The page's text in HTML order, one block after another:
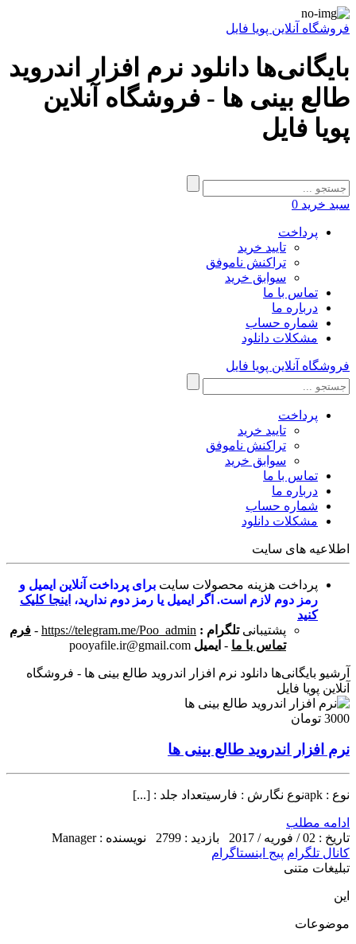
فروشگاه آنلاین پویا فایل
بایگانی‌ها دانلود نرم افزار اندروید
طالع بینی ها - فروشگاه آنلاین
پویا فایل
سبد خرید 0
پرداخت
تایید خرید
تراکنش ناموفق
سوابق خرید
تماس با ما
درباره ما
شماره حساب
مشکلات دانلود
فروشگاه آنلاین پویا فایل
پرداخت
تایید خرید
تراکنش ناموفق
سوابق خرید
تماس با ما
درباره ما
شماره حساب
مشکلات دانلود
اطلاعیه های سایت
پرداخت هزینه محصولات سایت برای پرداخت آنلاین ایمیل و
رمز دوم لازم است. اگر ایمیل یا رمز دوم ندارید، اینجا کلیک
کنید
پشتیبانی تلگرام : https://telegram.me/Poo_admin
- فرم
تماس با ما - ایمیل pooyafile.ir@gmail.com
آرشیو بایگانی‌ها دانلود نرم افزار اندروید طالع بینی ها - فروشگاه
آنلاین پویا فایل
3000 تومان
نرم افزار اندروید طالع بینی ها
نوع : apkنوع نگارش : فارسیتعداد جلد : [...]
ادامه مطلب
تاریخ : 02 / فوریه / 2017
بازدید : 2799
نویسنده : Manager
کانال تلگرام پیج اینستاگرام
تبلیغات متنی
این
موضوعات